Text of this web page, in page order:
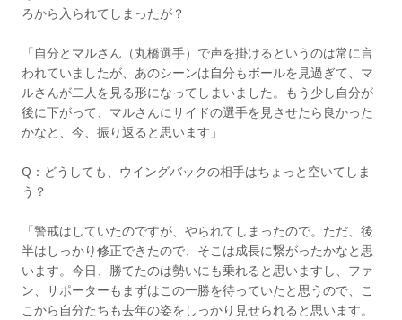
ろから入られてしまったが？
「自分とマルさん（丸橋選手）で声を掛けるというのは常に言
われていましたが、あのシーンは自分もボールを見過ぎて、マ
ルさんが二人を見る形になってしまいました。もう少し自分が
後に下がって、マルさんにサイドの選手を見させたら良かった
かなと、今、振り返ると思います」
Q：どうしても、ウイングバックの相手はちょっと空いてしま
う？
「警戒はしていたのですが、やられてしまったので。ただ、後
半はしっかり修正できたので、そこは成長に繋がったかなと思
います。今日、勝てたのは勢いにも乗れると思いますし、ファ
ン、サポーターもまずはこの一勝を待っていたと思うので、こ
こから自分たちも去年の姿をしっかり見せられると思います。